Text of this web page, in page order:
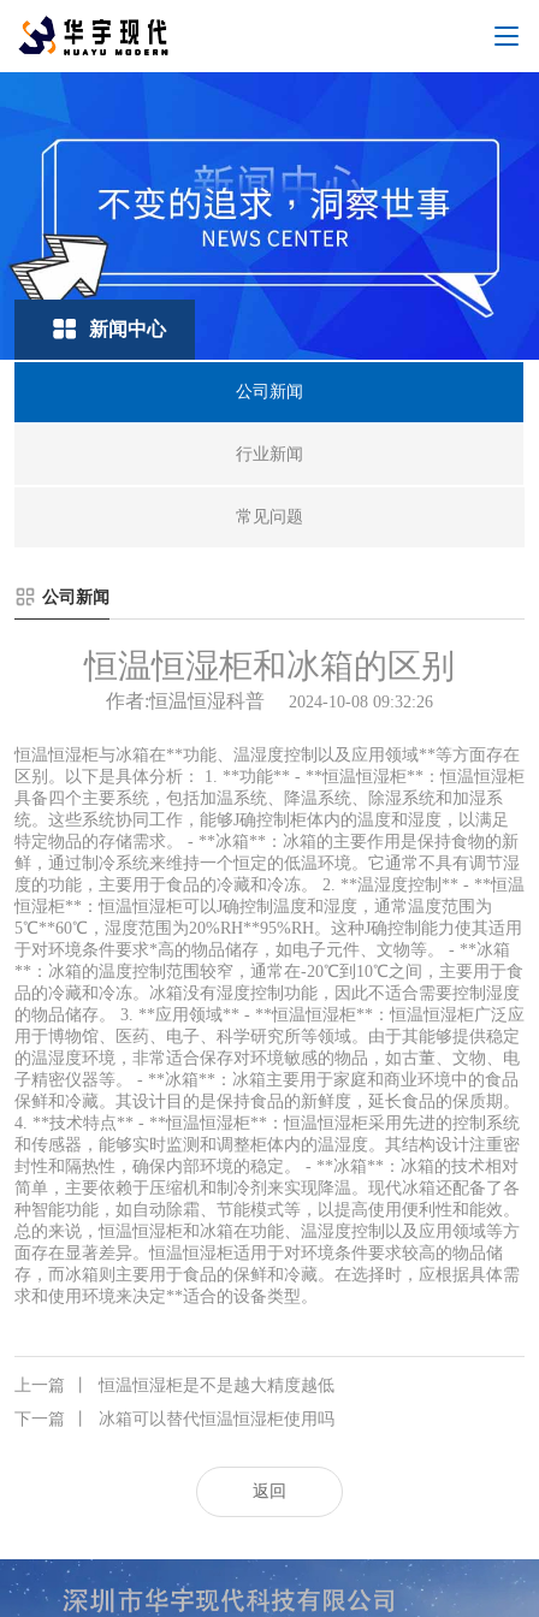
新闻中心
公司新闻
行业新闻
常见问题
公司新闻
恒温恒湿柜和冰箱的区别
作者:恒温恒湿科普 2024-10-08 09:32:26
恒温恒湿柜与冰箱在**功能、温湿度控制以及应用领域**等方面存在
区别。以下是具体分析： 1. **功能** - **恒温恒湿柜**：恒温恒湿柜
具备四个主要系统，包括加温系统、降温系统、除湿系统和加湿系
统。这些系统协同工作，能够J确控制柜体内的温度和湿度，以满足
特定物品的存储需求。 - **冰箱**：冰箱的主要作用是保持食物的新
鲜，通过制冷系统来维持一个恒定的低温环境。它通常不具有调节湿
度的功能，主要用于食品的冷藏和冷冻。 2. **温湿度控制** - **恒温
恒湿柜**：恒温恒湿柜可以J确控制温度和湿度，通常温度范围为
5℃**60℃，湿度范围为20%RH**95%RH。这种J确控制能力使其适用
于对环境条件要求*高的物品储存，如电子元件、文物等。 - **冰箱
**：冰箱的温度控制范围较窄，通常在-20℃到10℃之间，主要用于食
品的冷藏和冷冻。冰箱没有湿度控制功能，因此不适合需要控制湿度
的物品储存。 3. **应用领域** - **恒温恒湿柜**：恒温恒湿柜广泛应
用于博物馆、医药、电子、科学研究所等领域。由于其能够提供稳定
的温湿度环境，非常适合保存对环境敏感的物品，如古董、文物、电
子精密仪器等。 - **冰箱**：冰箱主要用于家庭和商业环境中的食品
保鲜和冷藏。其设计目的是保持食品的新鲜度，延长食品的保质期。
4. **技术特点** - **恒温恒湿柜**：恒温恒湿柜采用先进的控制系统
和传感器，能够实时监测和调整柜体内的温湿度。其结构设计注重密
封性和隔热性，确保内部环境的稳定。 - **冰箱**：冰箱的技术相对
简单，主要依赖于压缩机和制冷剂来实现降温。现代冰箱还配备了各
种智能功能，如自动除霜、节能模式等，以提高使用便利性和能效。
总的来说，恒温恒湿柜和冰箱在功能、温湿度控制以及应用领域等方
面存在显著差异。恒温恒湿柜适用于对环境条件要求较高的物品储
存，而冰箱则主要用于食品的保鲜和冷藏。在选择时，应根据具体需
求和使用环境来决定**适合的设备类型。
上一篇
恒温恒湿柜是不是越大精度越低
下一篇
冰箱可以替代恒温恒湿柜使用吗
返回